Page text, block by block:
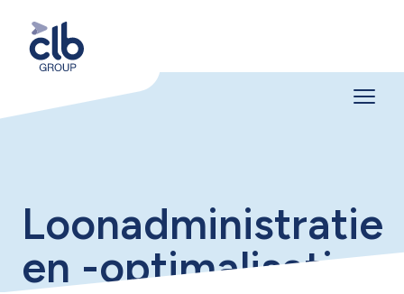
Loonadministratie
en -optimalisatie